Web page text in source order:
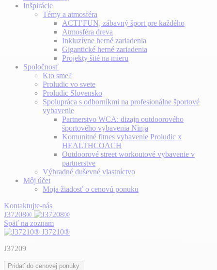
Inšpirácie
Témy a atmosféra
ACTI’FUN, zábavný šport pre každého
Atmosféra dreva
Inkluzívne herné zariadenia
Gigantické herné zariadenia
Projekty šité na mieru
Spoločnosť
Kto sme?
Proludic vo svete
Proludic Slovensko
Spolupráca s odborníkmi na profesionálne športové
vybavenie
Partnerstvo WCA: dizajn outdoorového
športového vybavenia Ninja
Komunitné fitnes vybavenie Proludic x
HEALTHCOACH
Outdoorové street workoutové vybavenie v
partnerstve
Výhradné duševné vlastníctvo
Môj účet
Moja žiadosť o cenovú ponuku
Kontaktujte-nás
J37208®
Späť na zoznam
J37210®
J37209
Pridať do cenovej ponuky